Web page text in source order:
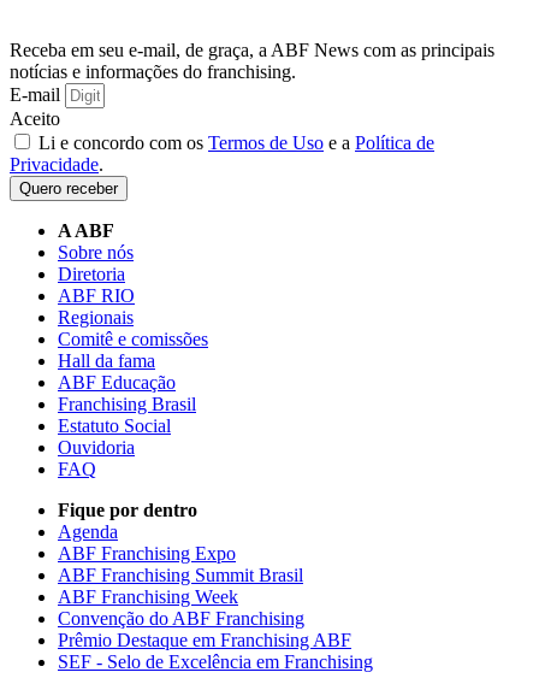
Receba em seu e-mail, de graça, a ABF News com as principais
notícias e informações do franchising.
E-mail
Aceito
Li e concordo com os Termos de Uso e a Política de
Privacidade.
Quero receber
A ABF
Sobre nós
Diretoria
ABF RIO
Regionais
Comitê e comissões
Hall da fama
ABF Educação
Franchising Brasil
Estatuto Social
Ouvidoria
FAQ
Fique por dentro
Agenda
ABF Franchising Expo
ABF Franchising Summit Brasil
ABF Franchising Week
Convenção do ABF Franchising
Prêmio Destaque em Franchising ABF
SEF - Selo de Excelência em Franchising